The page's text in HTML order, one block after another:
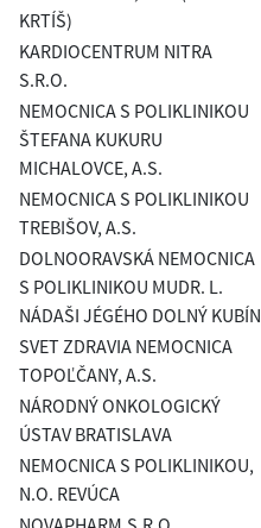
KRTÍŠ)
KARDIOCENTRUM NITRA
S.R.O.
NEMOCNICA S POLIKLINIKOU
ŠTEFANA KUKURU
MICHALOVCE, A.S.
NEMOCNICA S POLIKLINIKOU
TREBIŠOV, A.S.
DOLNOORAVSKÁ NEMOCNICA
S POLIKLINIKOU MUDR. L.
NÁDAŠI JÉGÉHO DOLNÝ KUBÍN
SVET ZDRAVIA NEMOCNICA
TOPOĽČANY, A.S.
NÁRODNÝ ONKOLOGICKÝ
ÚSTAV BRATISLAVA
NEMOCNICA S POLIKLINIKOU,
N.O. REVÚCA